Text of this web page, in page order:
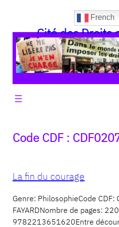
contenu
French
Cité des Droits
Code CDF :
La fin du courage
Genre: PhilosophieCode CDF:
FAYARDNombre de pages:
9782213651620Entre